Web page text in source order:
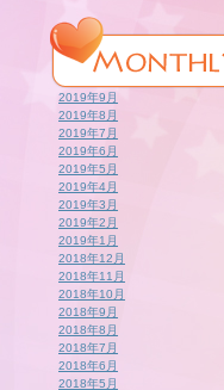
2019年9月
2019年8月
2019年7月
2019年6月
2019年5月
2019年4月
2019年3月
2019年2月
2019年1月
2018年12月
2018年11月
2018年10月
2018年9月
2018年8月
2018年7月
2018年6月
2018年5月